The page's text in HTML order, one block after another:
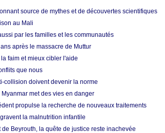
source de mythes et de découvertes scientifiques
au Mali
par les familles et les communautés
après le massacre de Muttur
faim et mieux cibler l'aide
que nous
collision doivent devenir la norme
met des vies en danger
propulse la recherche de nouveaux traitements
la malnutrition infantile
Beyrouth, la quête de justice reste inachevée